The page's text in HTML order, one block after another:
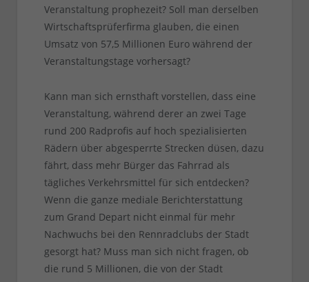
Veranstaltung prophezeit? Soll man derselben
Wirtschaftsprüferfirma glauben, die einen
Umsatz von 57,5 Millionen Euro während der
Veranstaltungstage vorhersagt?
Kann man sich ernsthaft vorstellen, dass eine
Veranstaltung, während derer an zwei Tage
rund 200 Radprofis auf hoch spezialisierten
Rädern über abgesperrte Strecken düsen, dazu
fährt, dass mehr Bürger das Fahrrad als
tägliches Verkehrsmittel für sich entdecken?
Wenn die ganze mediale Berichterstattung
zum Grand Depart nicht einmal für mehr
Nachwuchs bei den Rennradclubs der Stadt
gesorgt hat? Muss man sich nicht fragen, ob
die rund 5 Millionen, die von der Stadt